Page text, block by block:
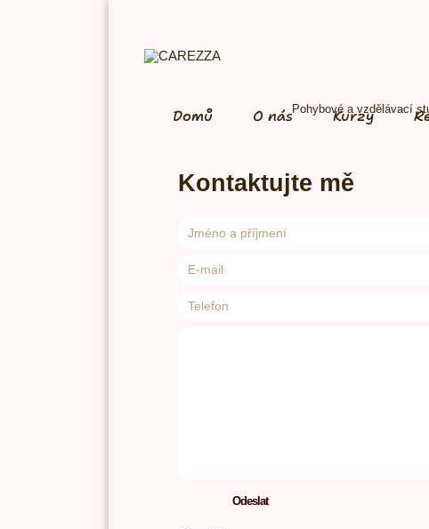
Pohybové a vzdělávací
Domů O nás Kurzy
Kontaktujte mě
Odeslat